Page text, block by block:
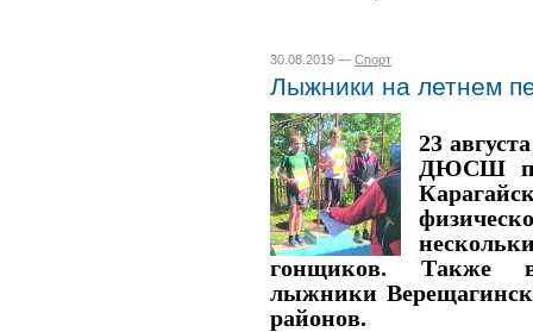
30.08.2019 — Спорт
Лыжники на летнем
23
ДЮСШ
гонщиков. Также в
лыжники
районов.